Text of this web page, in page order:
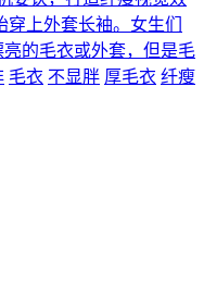
上外套长袖。女生们
的毛衣或外套，但是毛
毛衣 不显胖 厚毛衣 纤瘦